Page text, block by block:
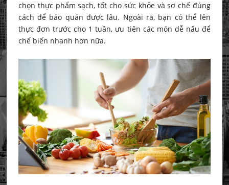
chọn thực phẩm sạch, tốt cho sức khỏe và sơ chế đúng
cách để bảo quản được lâu. Ngoài ra, bạn có thể lên
thực đơn trước cho 1 tuần, ưu tiên các món dễ nấu để
chế biến nhanh hơn nữa.